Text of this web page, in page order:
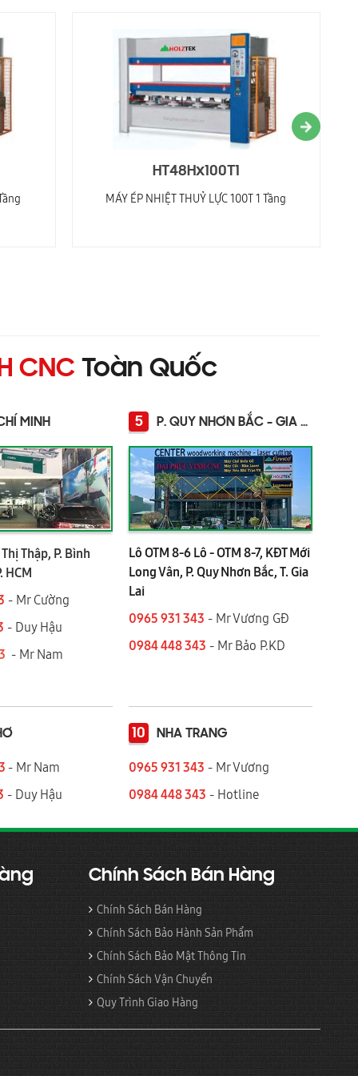
HT48Hx100T1
MÁY ÉP NHIỆT THUỶ LỰC 100T 1 Tầng
CNC Toàn Quốc
MINH
Thập, P. Bình
HCM
- Mr Cường
- Duy Hậu
- Mr Nam
5 P. QUY NHƠN BẮC - GIA LAI
Lô OTM 8-6 Lô - OTM 8-7, KĐT Mới
Long Vân, P. Quy Nhơn Bắc, T. Gia
Lai
0965 931 343 - Mr Vương GĐ
0984 448 343 - Mr Bảo P.KD
- Mr Nam
- Duy Hậu
10 NHA TRANG
0965 931 343 - Mr Vương
0984 448 343 - Hotline
Chính Sách Bán Hàng
Chính Sách Bán Hàng
Chính Sách Bảo Hành Sản Phẩm
Chính Sách Bảo Mật Thông Tin
Chính Sách Vận Chuyển
Quy Trình Giao Hàng